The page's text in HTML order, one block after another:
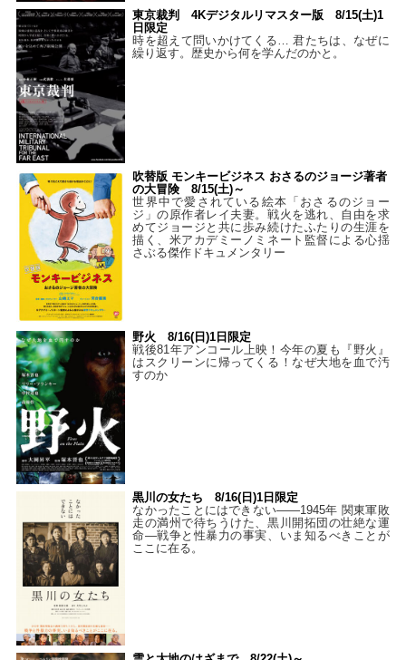
東京裁判 4Kデジタルリマスター版 8/15(土)1
日限定
時を超えて問いかけてくる… 君たちは、なぜに
繰り返す。歴史から何を学んだのかと。
吹替版 モンキービジネス おさるのジョージ著者
の大冒険 8/15(土)～
世界中で愛されている絵本「おさるのジョー
ジ」の原作者レイ夫妻。戦火を逃れ、自由を求
めてジョージと共に歩み続けたふたりの生涯を
描く、米アカデミーノミネート監督による心揺
さぶる傑作ドキュメンタリー
野火 8/16(日)1日限定
戦後81年アンコール上映！今年の夏も『野火』
はスクリーンに帰ってくる！なぜ大地を血で汚
すのか
黒川の女たち 8/16(日)1日限定
なかったことにはできない——1945年 関東軍敗
走の満州で待ちうけた、黒川開拓団の壮絶な運
命―戦争と性暴力の事実、いま知るべきことが
ここに在る。